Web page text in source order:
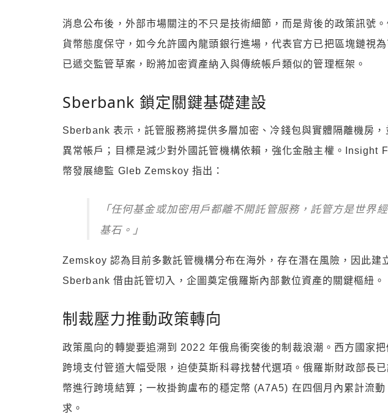
消息公布後，外部市場關注的不只是技術細節，而是背後的政策訊號
貨幣態度保守，如今允許國內龍頭銀行進場，代表官方已把區塊鏈視
已遞交監管草案，盼將加密資產納入與傳統帳戶類似的管理框架。
Sberbank 鎖定關鍵基礎建設
Sberbank 表示，託管服務將提供多層加密、冷錢包與實體隔離機房
異常帳戶；目標是減少對外國託管機構依賴，強化金融主權。Insight
幣發展總監 Gleb Zemskoy 指出：
「任何基金或加密用戶都離不開託管服務，託管方是世界
基石。」
Zemskoy 認為目前多數託管機構分布在海外，存在潛在風險，因此建
Sberbank 借由託管切入，企圖奠定俄羅斯內部數位資產的關鍵樞紐。
制裁壓力推動政策轉向
政策風向的轉變要追溯到 2022 年俄烏衝突後的制裁浪潮。西方國家
跨境支付管道大幅受限，迫使莫斯科尋找替代選項。俄羅斯財政部長
幣進行跨境結算；一枚掛鉤盧布的穩定幣 (A7A5) 在四個月內累計流
求。